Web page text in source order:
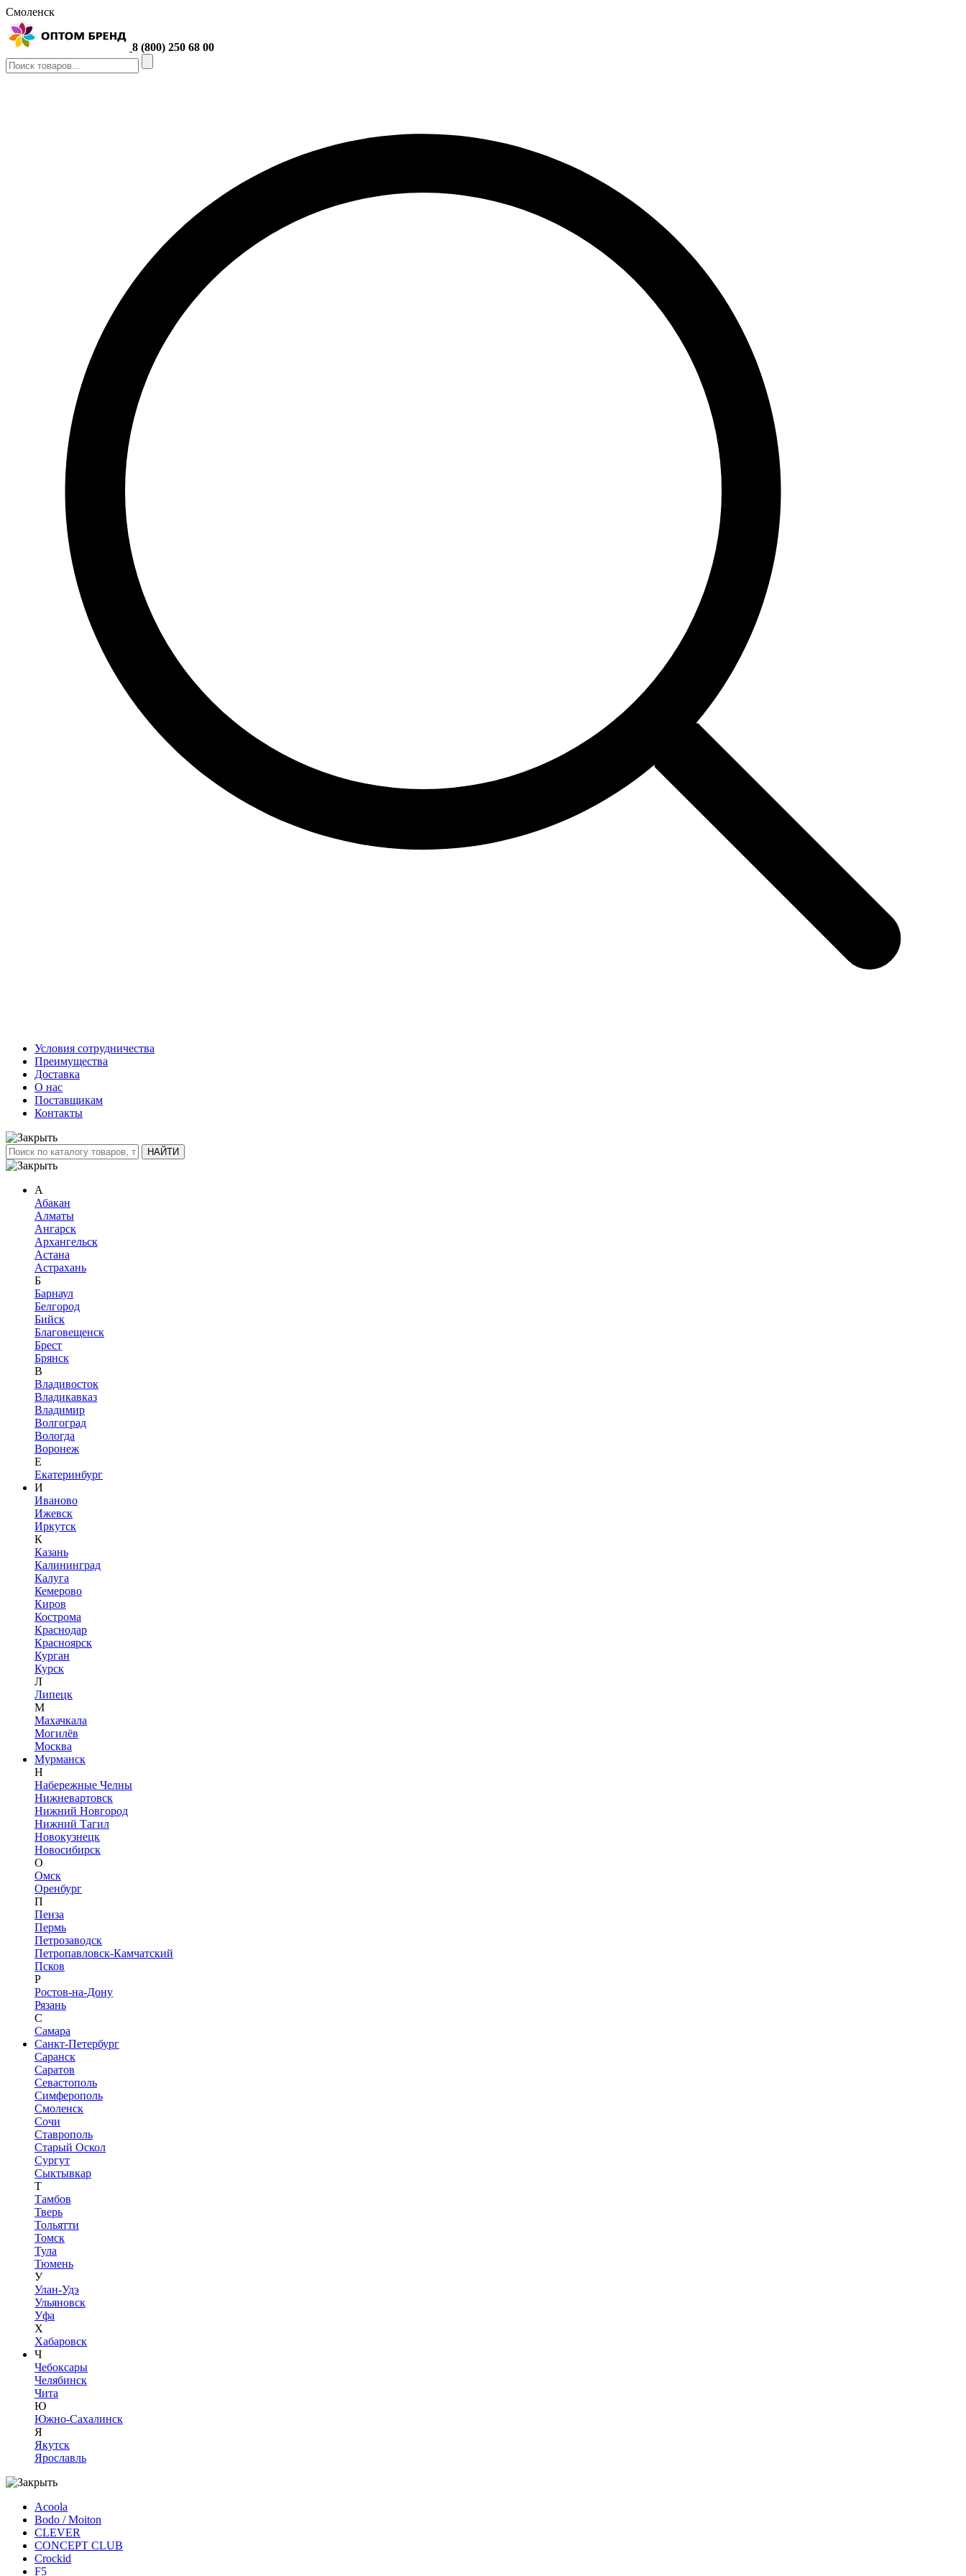
Смоленск
8 (800) 250 68 00
Условия сотрудничества
Преимущества
Доставка
О нас
Поставщикам
Контакты
А
Абакан
Алматы
Ангарск
Архангельск
Астана
Астрахань
Б
Барнаул
Белгород
Бийск
Благовещенск
Брест
Брянск
В
Владивосток
Владикавказ
Владимир
Волгоград
Вологда
Воронеж
Е
Екатеринбург
И
Иваново
Ижевск
Иркутск
К
Казань
Калининград
Калуга
Кемерово
Киров
Кострома
Краснодар
Красноярск
Курган
Курск
Л
Липецк
М
Махачкала
Могилёв
Москва
Мурманск
Н
Набережные Челны
Нижневартовск
Нижний Новгород
Нижний Тагил
Новокузнецк
Новосибирск
О
Омск
Оренбург
П
Пенза
Пермь
Петрозаводск
Петропавловск-Камчатский
Псков
Р
Ростов-на-Дону
Рязань
С
Самара
Санкт-Петербург
Саранск
Саратов
Севастополь
Симферополь
Смоленск
Сочи
Ставрополь
Старый Оскол
Сургут
Сыктывкар
Т
Тамбов
Тверь
Тольятти
Томск
Тула
Тюмень
У
Улан-Удэ
Ульяновск
Уфа
Х
Хабаровск
Ч
Чебоксары
Челябинск
Чита
Ю
Южно-Сахалинск
Я
Якутск
Ярославль
Acoola
Bodo / Moiton
CLEVER
CONCEPT CLUB
Crockid
F5